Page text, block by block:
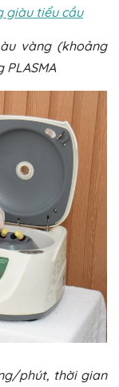
giàu tiểu cầu
vàng (khoảng
phút, thời gian